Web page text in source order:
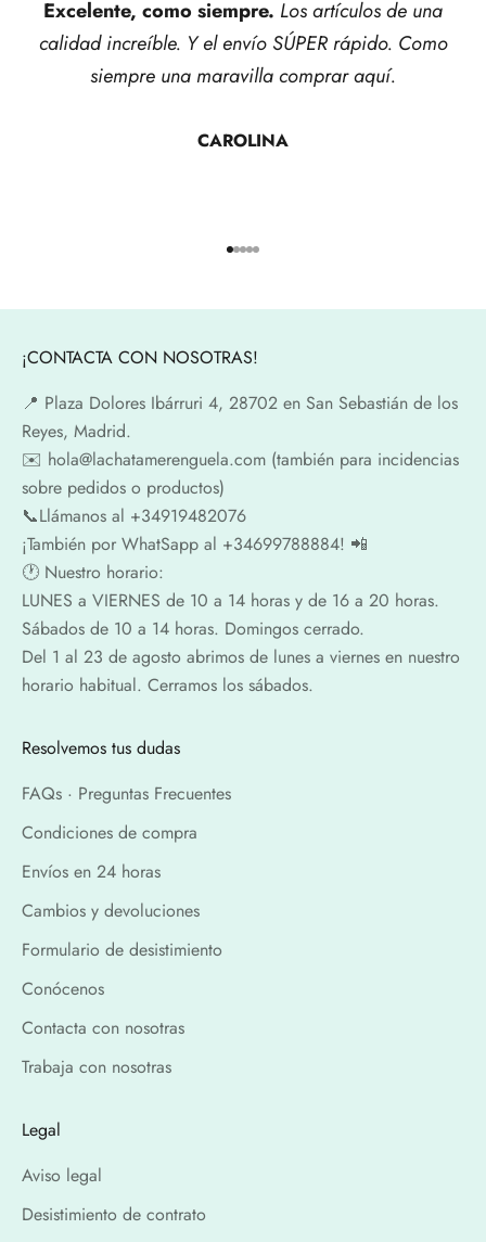
Excelente, como siempre. Los artículos de una
calidad increíble. Y el envío SÚPER rápido. Como
siempre una maravilla comprar aquí.
CAROLINA
Ir al artículo 1
Ir al artículo 2
Ir al artículo 3
Ir al artículo 4
Ir al artículo 5
¡CONTACTA CON NOSOTRAS!
📍​ Plaza Dolores Ibárruri 4, 28702 en San Sebastián de los
Reyes, Madrid.
✉️​ hola@lachatamerenguela.com (también para incidencias
sobre pedidos o productos)
📞​​Llámanos al +34919482076
¡También por WhatSapp al +34699788884! 📲
🕐​ Nuestro horario:
LUNES a VIERNES de 10 a 14 horas y de 16 a 20 horas.
Sábados de 10 a 14 horas. Domingos cerrado.
Del 1 al 23 de agosto abrimos de lunes a viernes en nuestro
horario habitual. Cerramos los sábados.
Resolvemos tus dudas
FAQs · Preguntas Frecuentes
Condiciones de compra
Envíos en 24 horas
Cambios y devoluciones
Formulario de desistimiento
Conócenos
Contacta con nosotras
Trabaja con nosotras
Legal
Aviso legal
Desistimiento de contrato